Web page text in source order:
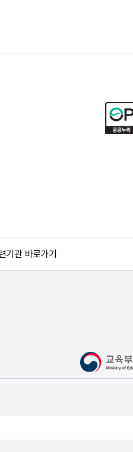
기관 바로가기